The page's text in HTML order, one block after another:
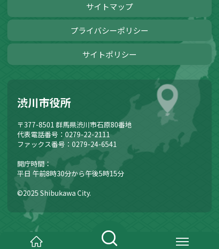
サイトマップ
プライバシーポリシー
サイトポリシー
渋川市役所
〒377-8501 群馬県渋川市石原80番地
代表電話番号：0279-22-2111
ファックス番号：0279-24-6541
開庁時間：
平日 午前8時30分から午後5時15分
©2025 Shibukawa City.